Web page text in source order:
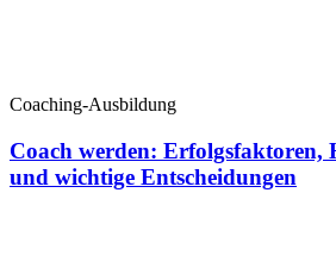
Coaching-Ausbildung
Coach werden: Erfolgsfaktoren,
und wichtige Entscheidungen